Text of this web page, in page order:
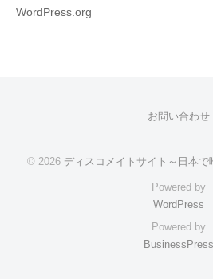
WordPress.org
お問い合わせ
© 2026 ディスコメイトサイト～日本
Powered by
WordPress
Powered by
BusinessPress